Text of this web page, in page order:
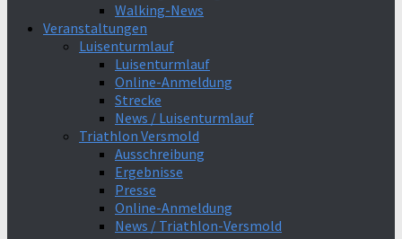
Walking-News
Veranstaltungen
Luisenturmlauf
Luisenturmlauf
Online-Anmeldung
Strecke
News / Luisenturmlauf
Triathlon Versmold
Ausschreibung
Ergebnisse
Presse
Online-Anmeldung
News / Triathlon-Versmold